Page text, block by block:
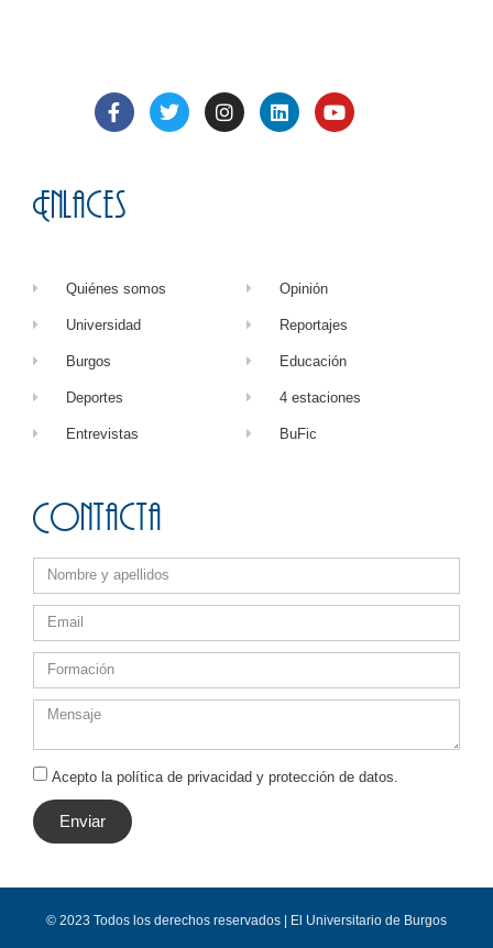
Enlaces
Quiénes somos
Universidad
Burgos
Deportes
Entrevistas
Opinión
Reportajes
Educación
4 estaciones
BuFic
Contacta
Acepto la política de privacidad y protección de datos.
Enviar
© 2023 Todos los derechos reservados | El Universitario de Burgos